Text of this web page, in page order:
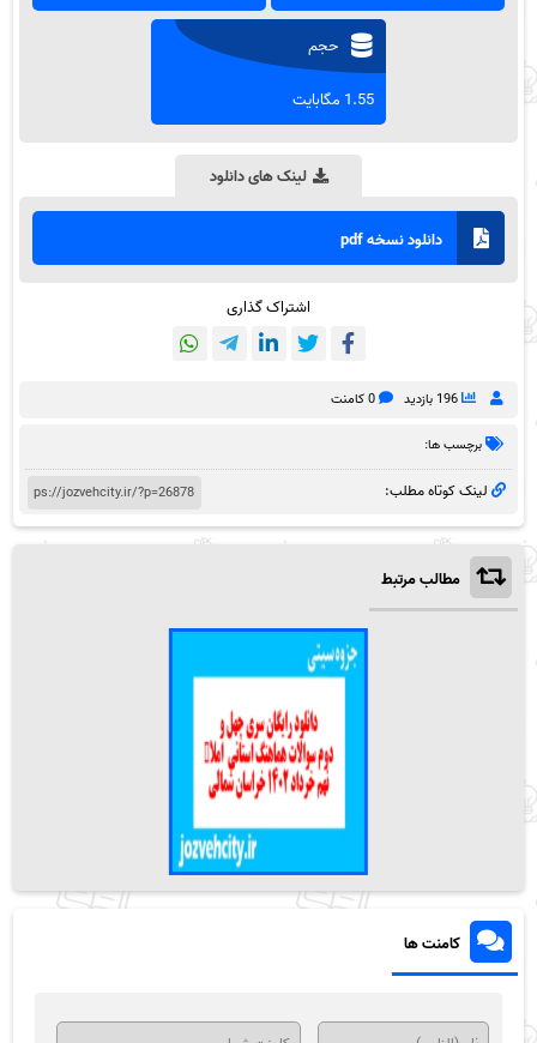
حجم
1.55 مگابایت
لینک های دانلود
دانلود نسخه pdf
اشتراک گذاری
196 بازدید 0 کامنت
برچسب ها:
لینک کوتاه مطلب:
مطالب مرتبط
کامنت ها